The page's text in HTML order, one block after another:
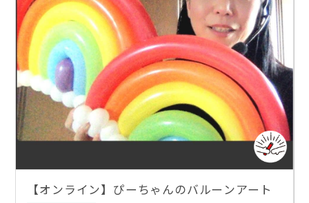
【オンライン】ぴーちゃんのバルーンアート